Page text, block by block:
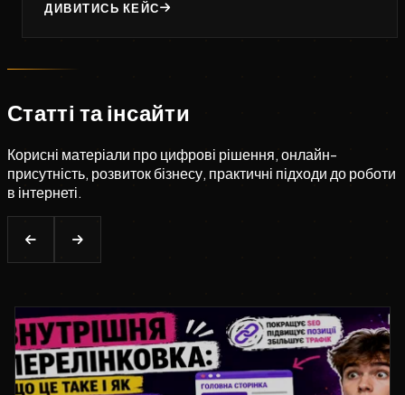
ДИВИТИСЬ КЕЙС
Статті та інсайти
Корисні матеріали про цифрові рішення, онлайн-
присутність, розвиток бізнесу, практичні підходи до роботи
в інтернеті.